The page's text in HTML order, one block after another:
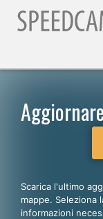
Italiano
Scarica l'ultimo
mappe. Seleziona
informazioni